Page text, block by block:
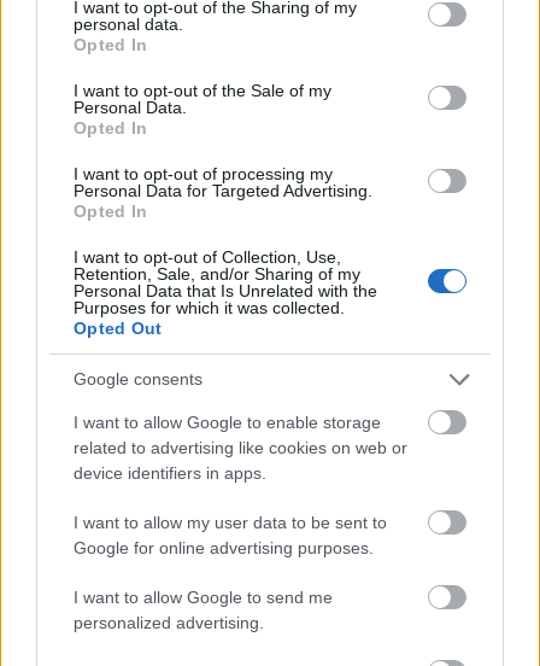
not limited to your visit or usage behaviour. You may click to
grant or deny consent to Google and its third-party tags to
use your data for below specified purposes in below Google
consent section.
I want to opt-out of the Sharing of my
personal data.
Opted In
I want to opt-out of the Sale of my
Personal Data.
Opted In
I want to opt-out of processing my
Personal Data for Targeted Advertising.
Opted In
I want to opt-out of Collection, Use,
Retention, Sale, and/or Sharing of my
Personal Data that Is Unrelated with the
Purposes for which it was collected.
Opted Out
Google consents
I want to allow Google to enable storage
related to advertising like cookies on web or
device identifiers in apps.
I want to allow my user data to be sent to
Google for online advertising purposes.
I want to allow Google to send me
personalized advertising.
megkönnyíti a rendezők dolgát. Pályája során
játszotta többek közt Kálvin János, Ivanov, Don Juan,
Danton halála, a Hegedűs a háztetőn és A dzsungel
könyve című darabokban is láthatjuk.
Több mint harminc filmben és tévéjátékban
szerepelt, ezek közül talán a legemlékezetesebb